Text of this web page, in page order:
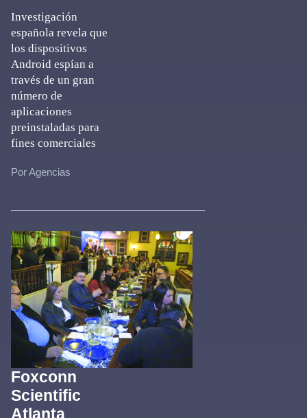
Investigación
española revela que
los dispositivos
Android espían a
través de un gran
número de
aplicaciones
preinstaladas para
fines comerciales
Por Agencias
Foxconn
Scientific
Atlanta